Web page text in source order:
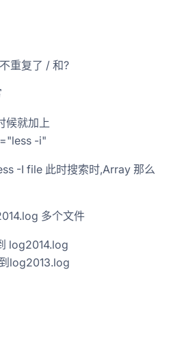
重复了 / 和?
候就加上
-i"
-I file 此时搜索时,Array 那么
多个文件
log2014.log
log2013.log